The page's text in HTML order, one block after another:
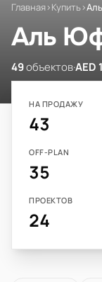
Главная›Купить›
Аль
49объектов·AED
НА ПРОДАЖУ
43
OFF-PLAN
35
ПРОЕКТОВ
24